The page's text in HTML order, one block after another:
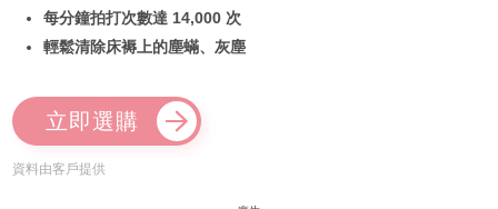
每分鐘拍打次數達 14,000 次
輕鬆清除床褥上的塵蟎、灰塵
立即選購
資料由客戶提供